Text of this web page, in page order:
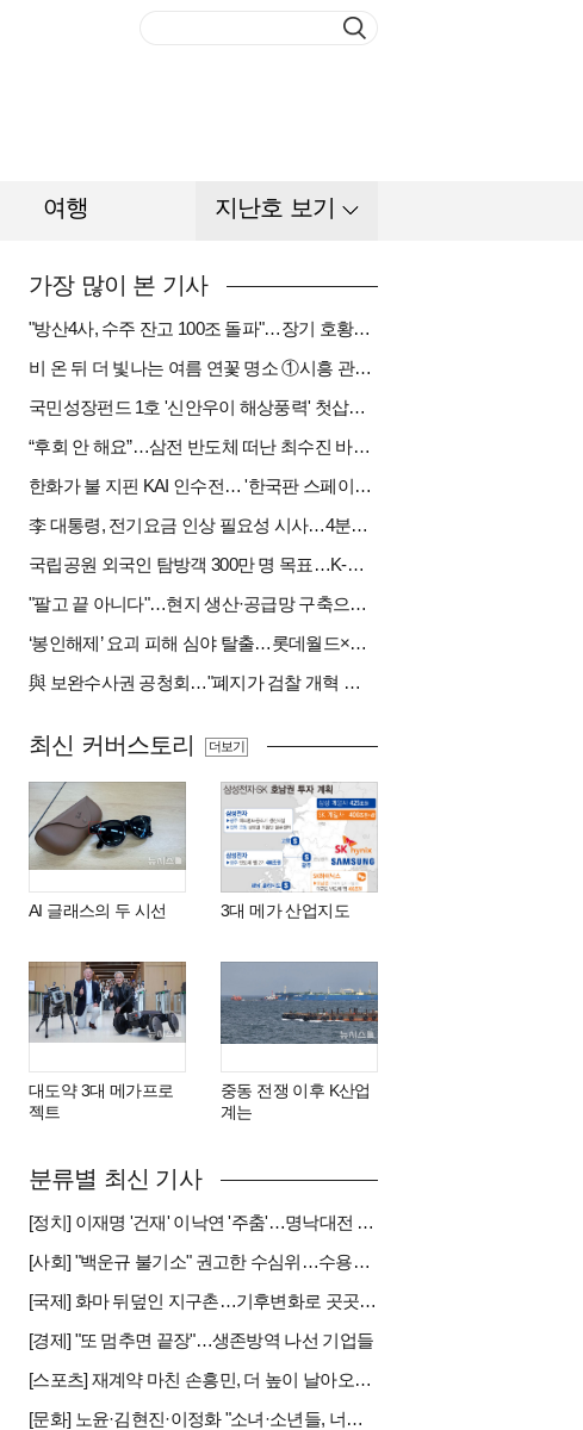
여행 지난호 보기
가장 많이 본 기사
"방산4사, 수주 잔고 100조 돌파"…장기 호황기 들어섰다[다시 나는 K방산①]
비 온 뒤 더 빛나는 여름 연꽃 명소 ①시흥 관곡지
국민성장펀드 1호 '신안우이 해상풍력' 첫삽…바람소득 시동[하반기 에너지②]
“후회 안 해요”…삼전 반도체 떠난 최수진 바텐더의 ‘피어오름’[피플]
한화가 불 지핀 KAI 인수전… '한국판 스페이스X' 탄생 촉각[다시 나는 K방산③]
李 대통령, 전기요금 인상 필요성 시사…4분기엔 오를까
국립공원 외국인 탐방객 300만 명 목표…K-트레킹 키운다
"팔고 끝 아니다"…현지 생산·공급망 구축으로 글로벌 진입장벽 돌파[다시 나는 K방산②]
‘봉인해제’ 요괴 피해 심야 탈출…롯데월드×당근
與 보완수사권 공청회…"폐지가 검찰 개혁 아냐" vs "보완수사권은 전면 재수사권"(종합)
최신 커버스토리
AI 글래스의 두 시선 3대 메가 산업지도
대도약 3대 메가프로
젝트
중동 전쟁 이후 K산업
계는
더보기
분류별 최신 기사
[정치] 이재명 '건재' 이낙연 '주춤'…명낙대전 불안한 휴전
[사회] "백운규 불기소" 권고한 수심위…수용땐 줄소송 피할듯
[국제] 화마 뒤덮인 지구촌…기후변화로 곳곳 대형 화재
[경제] "또 멈추면 끝장"…생존방역 나선 기업들
[스포츠] 재계약 마친 손흥민, 더 높이 날아오를까
[문화] 노윤·김현진·이정화 "소녀·소년들, 너희는 혼자가 아니야"